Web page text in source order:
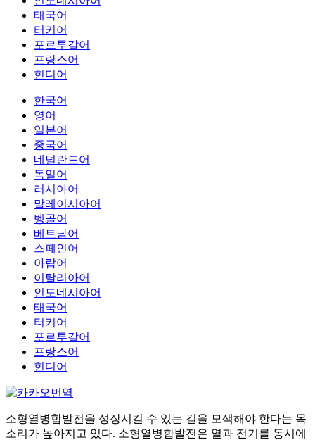
태국어
터키어
포르투갈어
프랑스어
힌디어
한국어
영어
일본어
중국어
네덜란드어
독일어
러시아어
말레이시아어
벵골어
베트남어
스페인어
아랍어
이탈리아어
인도네시아어
태국어
터키어
포르투갈어
프랑스어
힌디어
소형열병합발전을 성장시킬 수 있는 길을 모색해야 한다는 목
소리가 높아지고 있다. 소형열병합발전은 열과 전기를 동시에